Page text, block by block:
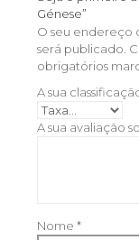
Génese”
O seu endereço
será publicado.
obrigatórios
A sua
A sua avaliação
Nome *